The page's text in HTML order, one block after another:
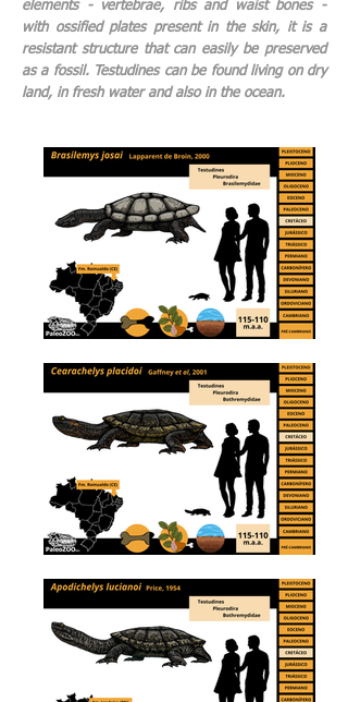
elements - vertebrae, ribs and waist bones -
with ossified plates present in the skin, it is a
resistant structure that can easily be preserved
as a fossil. Testudines can be found living on dry
land, in fresh water and also in the ocean.